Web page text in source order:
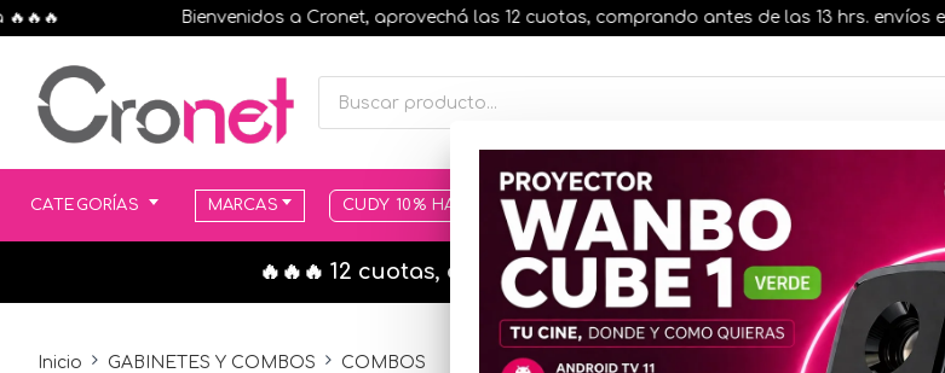
Bienvenidos a Cronet, aprovechá las 12 cuotas, comprando antes de las 13 hrs. envíos en el
CATEGORÍAS MARCAS CUDY 10% HASTA AGOTAR STOCK MOVILIDAD ELÉCTRICA 25%
🔥🔥🔥 12 cuotas, en todos nuestros artículos, comprando
Inicio GABINETES Y COMBOS COMBOS